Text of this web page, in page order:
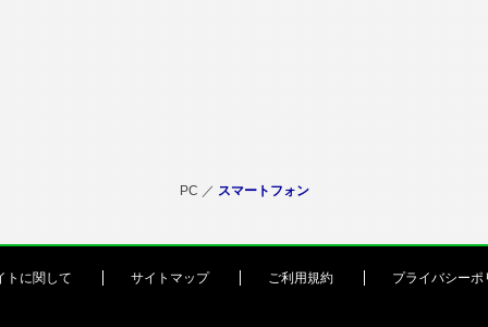
PC ／ スマートフォン
トに関して サイトマップ ご利用規約 プライバシーポ